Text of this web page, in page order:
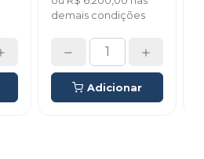
demais condições
Adicionar